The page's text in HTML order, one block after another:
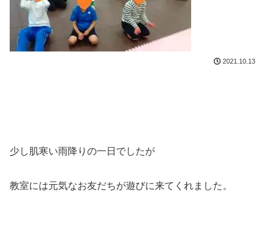
2021.10.13
少し肌寒い雨降りの一日でしたが
教室には元気なお友だちが遊びに来てくれました。